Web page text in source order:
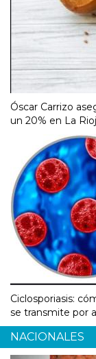
Óscar Carrizo
un 20% en La
Ciclosporiasis:
se transmite por
NACIONALES